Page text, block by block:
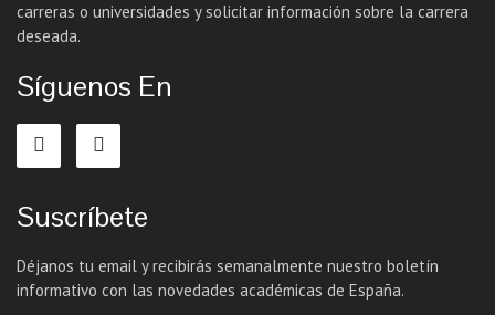
carreras o universidades y solicitar información sobre la carrera
deseada.
Síguenos En
Suscríbete
Déjanos tu email y recibirás semanalmente nuestro boletín
informativo con las novedades académicas de España.